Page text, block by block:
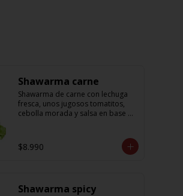
Shawarma carne
Shawarma de carne con lechuga
fresca, unos jugosos tomatitos,
cebolla morada y salsa en base a
$8.990
Shawarma spicy